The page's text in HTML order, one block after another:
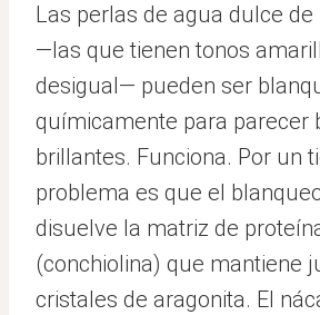
Las perlas de agua dulce
—las que tienen tonos
desigual— pueden ser
químicamente para parecer
brillantes. Funciona. Por un
problema es que el
disuelve la matriz de
(conchiolina) que mantiene
cristales de aragonita. El